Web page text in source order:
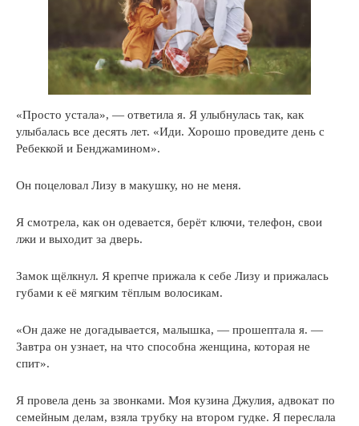
«Просто устала», — ответила я. Я улыбнулась так, как
улыбалась все десять лет. «Иди. Хорошо проведите день с
Ребеккой и Бенджамином».
Он поцеловал Лизу в макушку, но не меня.
Я смотрела, как он одевается, берёт ключи, телефон, свои
лжи и выходит за дверь.
Замок щёлкнул. Я крепче прижала к себе Лизу и прижалась
губами к её мягким тёплым волосикам.
«Он даже не догадывается, малышка, — прошептала я. —
Завтра он узнает, на что способна женщина, которая не
спит».
Я провела день за звонками. Моя кузина Джулия, адвокат по
семейным делам, взяла трубку на втором гудке. Я переслала